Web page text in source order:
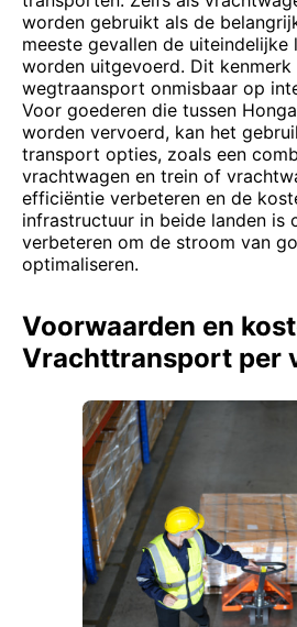
worden gebruikt als de
meeste gevallen de
worden uitgevoerd. Dit kenmerk
wegtraansport onmisbaar op
Voor goederen die tussen
worden vervoerd, kan het
transport opties, zoals een
vrachtwagen en trein of
efficiëntie verbeteren en de
infrastructuur in beide landen is
verbeteren om de stroom van
optimaliseren.
Voorwaarden en
Vrachttransport per